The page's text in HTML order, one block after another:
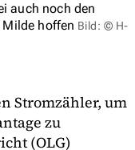
auch noch den
hoffen Bild: © H-
Stromzähler, um
zu
(OLG)